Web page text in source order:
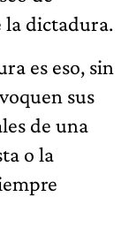
la dictadura.
es eso, sin
sus
de una
o la